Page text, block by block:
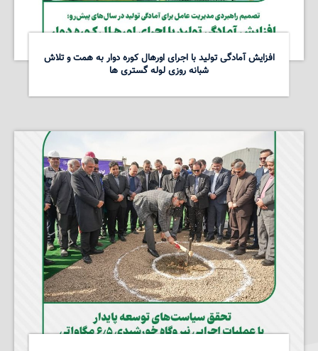
افزایش آمادگی تولید با اجرای اورهال کوره دوار به همت و تلاش
شبانه روزی لوله گستری ها